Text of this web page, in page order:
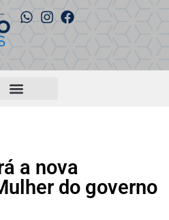
a nova
do governo